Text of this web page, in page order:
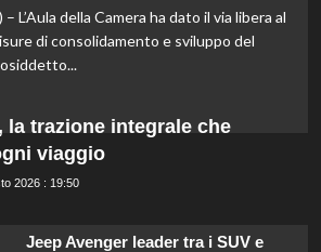
L’Aula della Camera ha dato il via libera al
di consolidamento e sviluppo del
la trazione integrale che
viaggio
2026 : 19:50
Jeep Avenger leader tra i SUV e